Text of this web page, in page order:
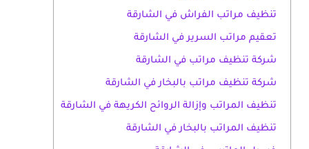
تنظيف مراتب الفراش في الشارقة
تعقيم مراتب السرير في الشارقة
شركة تنظيف مراتب في الشارقة
شركة تنظيف مراتب بالبخار في الشارقة
تنظيف المراتب وإزالة الروائح الكريهة في الشارقة
تنظيف المراتب بالبخار في الشارقة